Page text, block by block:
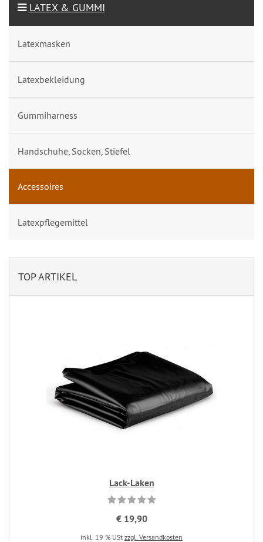
LATEX & GUMMI
Latexmasken
Latexbekleidung
Gummiharness
Handschuhe, Socken, Stiefel
Accessoires
Latexpflegemittel
TOP ARTIKEL
Lack-Laken
€ 19,90
inkl. 19 % USt zzgl. Versandkosten